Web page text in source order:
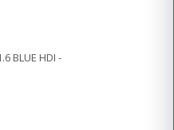
BLUE HDI -